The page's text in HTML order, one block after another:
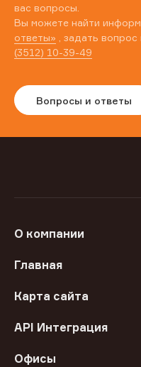
вас вопросы.
Вы можете найти
ответы» , задать вопрос
(3512) 10-39-49
Вопросы и ответы
О компании
Главная
Карта сайта
API Интеграция
Офисы